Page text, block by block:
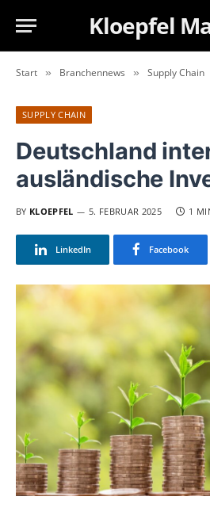
Kloepfel
Start » Branchennews » Supply Chain
SUPPLY CHAIN
Deutschland
ausländische
BY KLOEPFEL 5. FEBRUAR 2025 1
LinkedIn Facebook